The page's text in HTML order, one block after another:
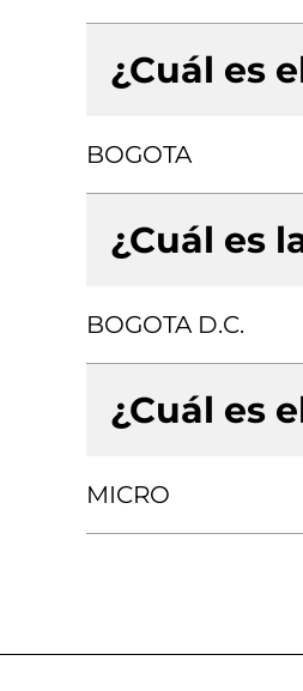
¿Cuál es
BOGOTA
¿Cuál es
BOGOTA D.C.
¿Cuál es
MICRO